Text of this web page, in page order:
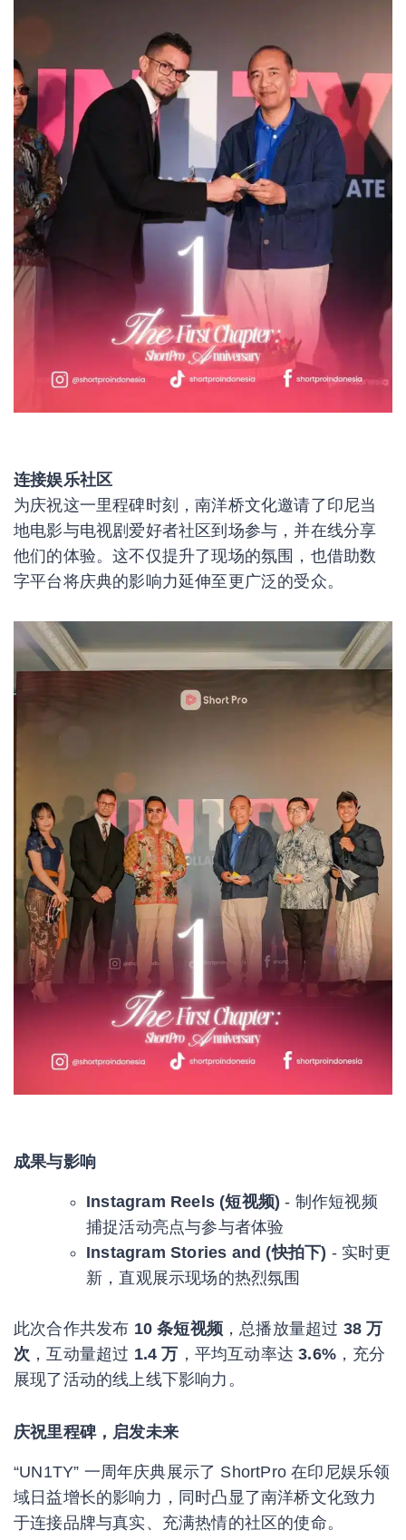
连接娱乐社区
为庆祝这一里程碑时刻，南洋桥文化邀请了印尼当
地电影与电视剧爱好者社区到场参与，并在线分享
他们的体验。这不仅提升了现场的氛围，也借助数
字平台将庆典的影响力延伸至更广泛的受众。
成果与影响
Instagram Reels (短视频) - 制作短视频
捕捉活动亮点与参与者体验
Instagram Stories and (快拍下) - 实时更
新，直观展示现场的热烈氛围
此次合作共发布 10 条短视频 ，总播放量超过 38 万
次 ，互动量超过 1.4 万 ，平均互动率达3.6% ，充分
展现了活动的线上线下影响力。
庆祝里程碑，启发未来
“UN1TY” 一周年庆典展示了 ShortPro 在印尼娱乐领
域日益增长的影响力，同时凸显了南洋桥文化致力
于连接品牌与真实、充满热情的社区的使命。